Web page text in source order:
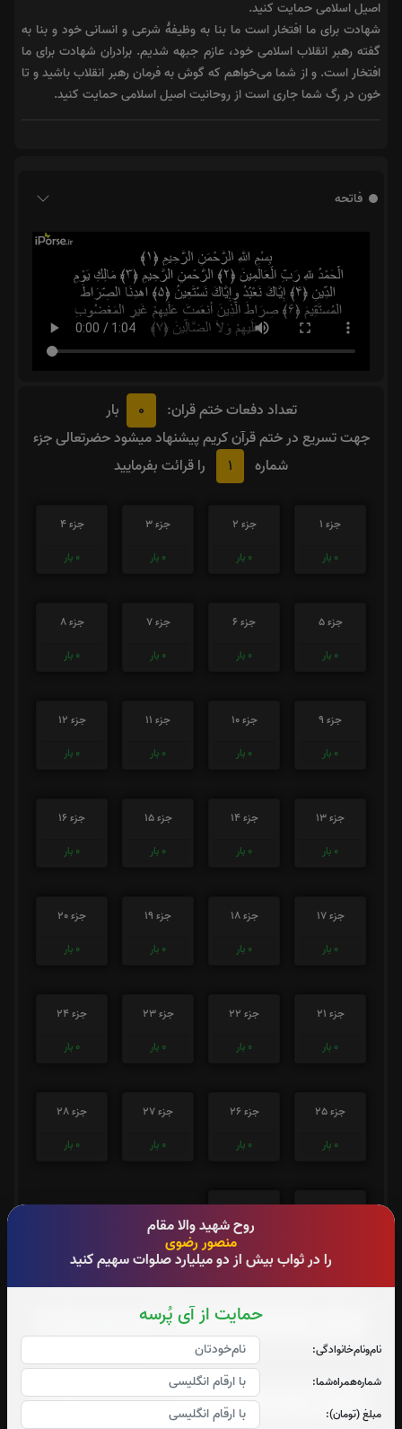
روح شهید والا مقام
منصور رضوی
را در ثواب بیش از دو میلیارد صلوات سهیم کنید
حمایت از آی پُرسه
نام‌و‌نام‌خانوادگی:
شماره‌همراه‌شما:
مبلغ (تومان):
اصیل اسلامی حمایت کنید.
شهادت برای ما افتخار است ما بنا به وظیفهٔ شرعی و انسانی خود و بنا به
گفته رهبر انقلاب اسلامی خود، عازم جبهه شدیم. برادران شهادت برای ما
افتخار است. و از شما می‌خواهم که گوش به فرمان رهبر انقلاب باشید و تا
خون در رگ شما جاری است از روحانیت اصیل اسلامی حمایت کنید.
فاتحه
تعداد دفعات ختم قران: 0
بار
جهت تسریع در ختم قرآن کریم پیشنهاد میشود حضرتعالی جزء
شماره
1 را قرائت بفرمایید
جزء 1
0 بار
جزء 2
0 بار
جزء 3
0 بار
جزء 4
0 بار
جزء 5
0 بار
جزء 6
0 بار
جزء 7
0 بار
جزء 8
0 بار
جزء 9
0 بار
جزء 10
0 بار
جزء 11
0 بار
جزء 12
0 بار
جزء 13
0 بار
جزء 14
0 بار
جزء 15
0 بار
جزء 16
0 بار
جزء 17
0 بار
جزء 18
0 بار
جزء 19
0 بار
جزء 20
0 بار
جزء 21
0 بار
جزء 22
0 بار
جزء 23
0 بار
جزء 24
0 بار
جزء 25
0 بار
جزء 26
0 بار
جزء 27
0 بار
جزء 28
0 بار
جزء 29
جزء 30
بار
صوت جزء شماره 1
صوت جزء شماره 2